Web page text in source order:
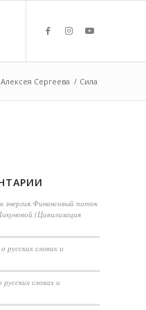
Сергеева / Сила
энергия.Финансовый поток
(Цивилизация
русских словах и
русских словах и